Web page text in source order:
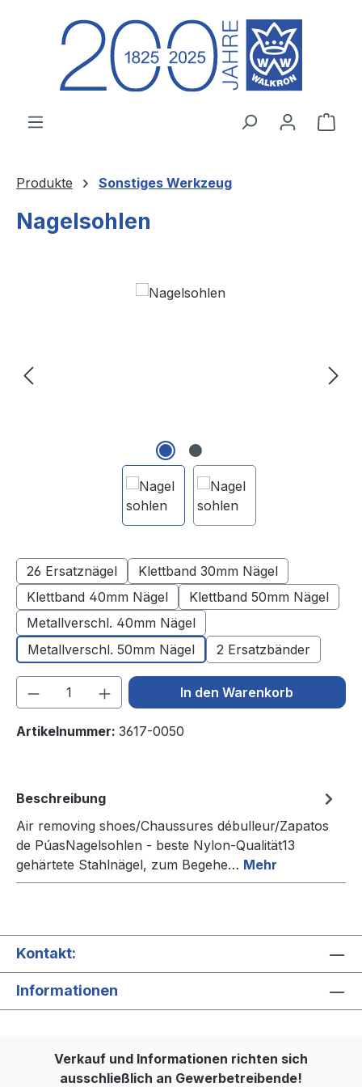
Zum Hauptinhalt springen
Produkte Sonstiges Werkzeug
Nagelsohlen
Bildergalerie überspringen
26 Ersatznägel
Klettband 30mm Nägel
Klettband 40mm Nägel
Klettband 50mm Nägel
Metallverschl. 40mm Nägel
Metallverschl. 50mm Nägel
2 Ersatzbänder
Produkt Anzahl: Gib denIn den Warenkorb
Artikelnummer: 3617-0050
Beschreibung
Air removing shoes/Chaussures débulleur/Zapatos
de PúasNagelsohlen - beste Nylon-Qualität13
gehärtete Stahlnägel, zum Begehe… Mehr
Kontakt:
Informationen
Verkauf und Informationen richten sich
ausschließlich an Gewerbetreibende!